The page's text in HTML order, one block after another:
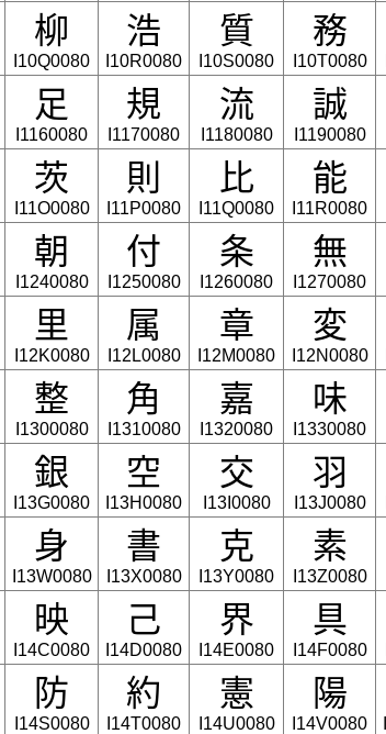
柳
I10Q0080
浩
I10R0080
質
I10S0080
務
I10T0080
足
I1160080
規
I1170080
流
I1180080
誠
I1190080
茨
I11O0080
則
I11P0080
比
I11Q0080
能
I11R0080
朝
I1240080
付
I1250080
条
I1260080
無
I1270080
里
I12K0080
属
I12L0080
章
I12M0080
変
I12N0080
整
I1300080
角
I1310080
嘉
I1320080
味
I1330080
銀
I13G0080
空
I13H0080
交
I13I0080
羽
I13J0080
身
I13W0080
書
I13X0080
克
I13Y0080
素
I13Z0080
映
I14C0080
己
I14D0080
界
I14E0080
具
I14F0080
防
I14S0080
約
I14T0080
憲
I14U0080
陽
I14V0080